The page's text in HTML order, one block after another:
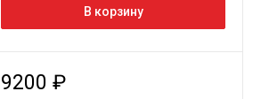
В корзину
9200 ₽